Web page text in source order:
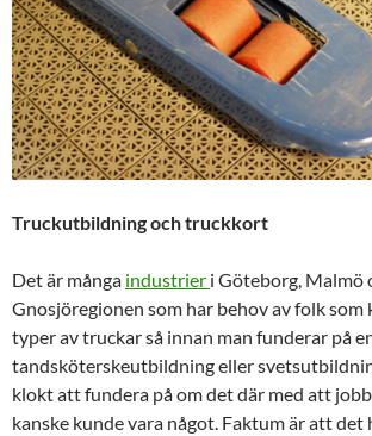
Truckutbildning och truckkort
Det är många industrier i Göteborg, Malmö
Gnosjöregionen som har behov av folk som
typer av truckar så innan man funderar på
tandsköterskeutbildning eller
klokt att fundera på om det där med att
kanske kunde vara något. Faktum är att det